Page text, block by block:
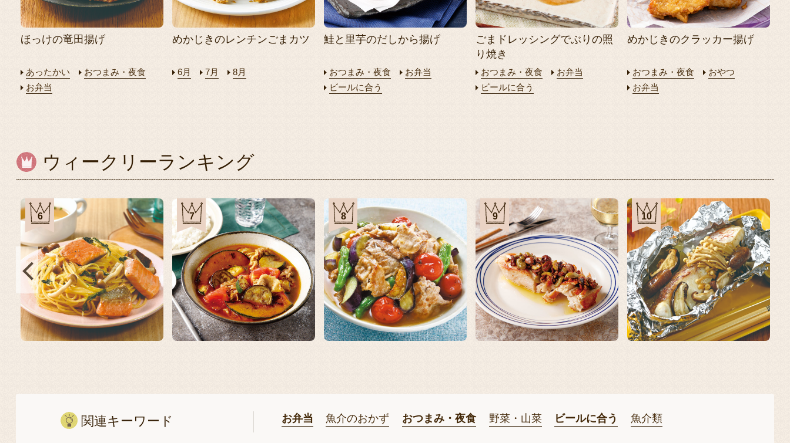
ほっけの竜田揚げ
あったかい
おつまみ・夜食
お弁当
めかじきのレンチンごまカツ
6月 7月 8月
鮭と里芋のだしから揚げ
おつまみ・夜食
お弁当
ビールに合う
ごまドレッシングでぶりの照
り焼き
おつまみ・夜食
お弁当
ビールに合う
めかじきのクラッカー揚げ
おつまみ・夜食
おやつ
お弁当
ウィークリーランキング
6 7 8 9 10
関連キーワード お弁当 魚介のおかず おつまみ・夜食 野菜・山菜 ビールに合う 魚介類